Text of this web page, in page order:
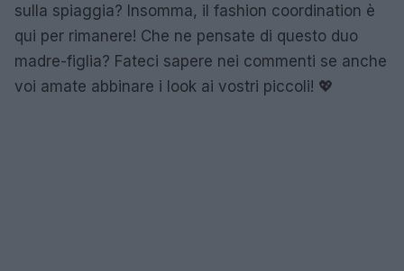
sulla spiaggia? Insomma, il fashion coordination è
qui per rimanere! Che ne pensate di questo duo
madre-figlia? Fateci sapere nei commenti se anche
voi amate abbinare i look ai vostri piccoli! 💖